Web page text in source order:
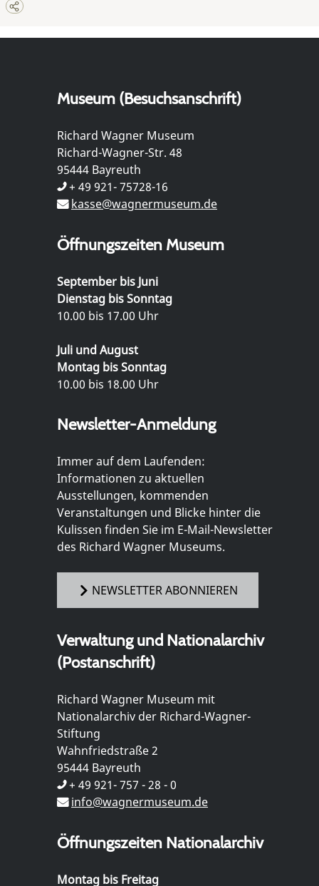
Museum (Besuchsanschrift)
Richard Wagner Museum
Richard-Wagner-Str. 48
95444 Bayreuth
+ 49 921- 75728-16
kasse@wagnermuseum.de
Öffnungszeiten Museum
September bis Juni
Dienstag bis Sonntag
10.00 bis 17.00 Uhr
Juli und August
Montag bis Sonntag
10.00 bis 18.00 Uhr
Newsletter-Anmeldung
Immer auf dem Laufenden:
Informationen zu aktuellen
Ausstellungen, kommenden
Veranstaltungen und Blicke hinter die
Kulissen finden Sie im E-Mail-Newsletter
des Richard Wagner Museums.
NEWSLETTER ABONNIEREN
Verwaltung und Nationalarchiv
(Postanschrift)
Richard Wagner Museum mit
Nationalarchiv der Richard-Wagner-
Stiftung
Wahnfriedstraße 2
95444 Bayreuth
+ 49 921- 757 - 28 - 0
info@wagnermuseum.de
Öffnungszeiten Nationalarchiv
Montag bis Freitag